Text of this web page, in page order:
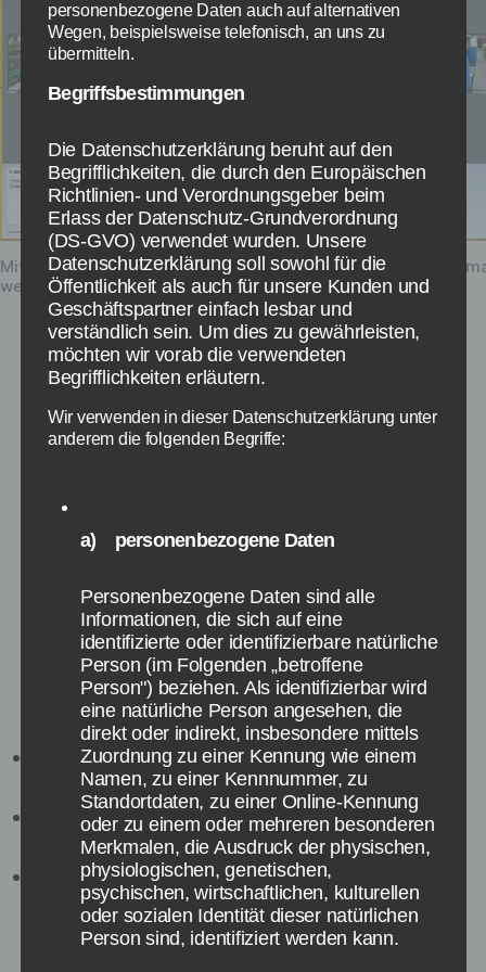
Mit dem Microsoft Image Composite Editor werden
wenigen Sekunden erstellt
Positiv überrascht hat uns der Microsoft Image
Composite Editor, der aber seit Jahren nicht
mehr geupdatet wird. Trotzdem kann sich das
Ergebnis wie im Screenshot oben sehen lassen.
werden. Die Software gibt es jedoch nur für
Windows. Wer einen Mac hat, der sollte sich
auch noch PTGui für Windows und Mac. Das
Programm ist jedoch nicht mehr für Anfänger
geeignet, ermöglicht aber deutlich mehr
Möglichkeiten, vor allem bei unkoventionellen
Panoramas.
Microsoft Image Composite Editor für
Windows:Kostenlos auf microsoft.com
Hugin kostenlos für den Mac:Auf
sourceforge.net
Alternative:PTGui für Windows und Mac
Schritt 3: Panorama im 360
personenbezogene Daten auch auf alternativen
Wegen, beispielsweise telefonisch, an uns zu
übermitteln.
Begriffsbestimmungen
Die Datenschutzerklärung beruht auf den
Begrifflichkeiten, die durch den Europäischen
Richtlinien- und Verordnungsgeber beim
Erlass der Datenschutz-Grundverordnung
(DS-GVO) verwendet wurden. Unsere
Datenschutzerklärung soll sowohl für die
Öffentlichkeit als auch für unsere Kunden und
Geschäftspartner einfach lesbar und
verständlich sein. Um dies zu gewährleisten,
möchten wir vorab die verwendeten
Begrifflichkeiten erläutern.
Wir verwenden in dieser Datenschutzerklärung unter
anderem die folgenden Begriffe:
a) personenbezogene Daten
Personenbezogene Daten sind alle
Informationen, die sich auf eine
identifizierte oder identifizierbare natürliche
Person (im Folgenden „betroffene
Person") beziehen. Als identifizierbar wird
eine natürliche Person angesehen, die
direkt oder indirekt, insbesondere mittels
Zuordnung zu einer Kennung wie einem
Namen, zu einer Kennnummer, zu
Standortdaten, zu einer Online-Kennung
oder zu einem oder mehreren besonderen
Merkmalen, die Ausdruck der physischen,
physiologischen, genetischen,
psychischen, wirtschaftlichen, kulturellen
oder sozialen Identität dieser natürlichen
Person sind, identifiziert werden kann.